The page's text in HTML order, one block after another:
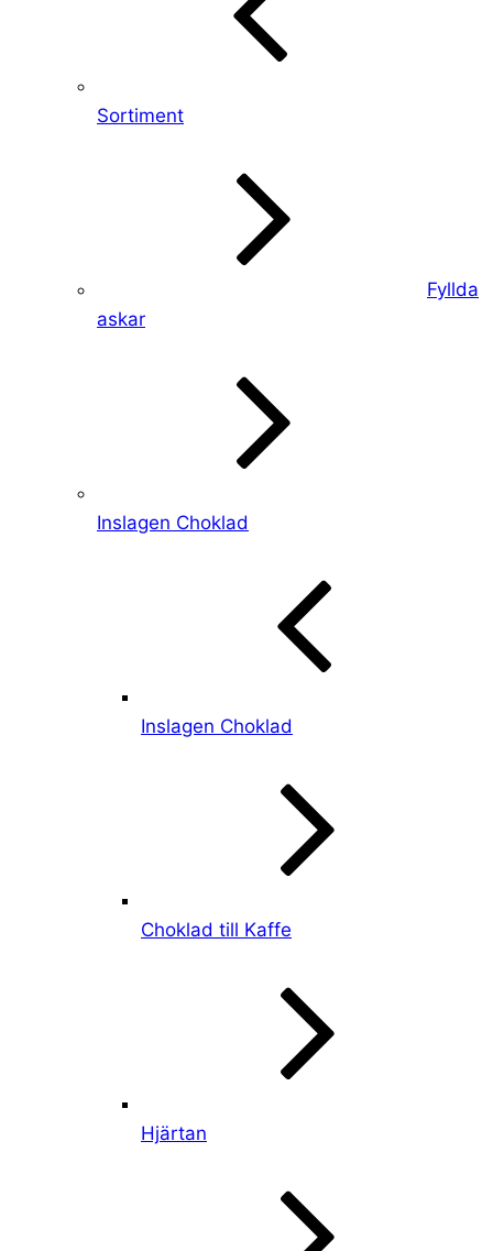
Sortiment
Fyllda
askar
Inslagen Choklad
Inslagen Choklad
Choklad till Kaffe
Hjärtan